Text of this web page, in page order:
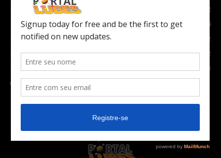
Notícias
1852
Indústria
1024
Moto
972
Economia
672
Newsletter
630
Carros Verdes e Novas tecnologias automotivas